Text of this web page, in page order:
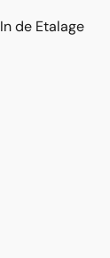
In de Etalage